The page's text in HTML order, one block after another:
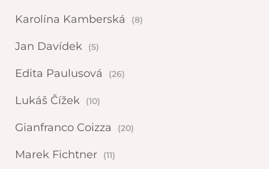
Karolína Kamberská (8)
Jan Davídek (5)
Edita Paulusová (26)
Lukáš Čížek (10)
Gianfranco Coizza (20)
Marek Fichtner (11)